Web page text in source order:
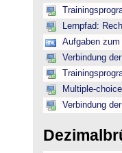
Lernpfad:
Aufgaben
Verbindung
Multiple-
Verbindung